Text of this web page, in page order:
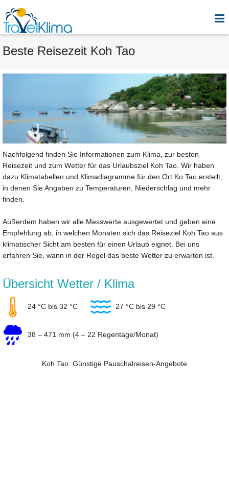
Beste Reisezeit Koh Tao
Nachfolgend finden Sie Informationen zum Klima, zur besten
Reisezeit und zum Wetter für das Urlaubsziel Koh Tao. Wir haben
dazu Klimatabellen und Klimadiagramme für den Ort Ko Tao erstellt,
in denen Sie Angaben zu Temperaturen, Niederschlag und mehr
finden.
Außerdem haben wir alle Messwerte ausgewertet und geben eine
Empfehlung ab, in welchen Monaten sich das Reiseziel Koh Tao aus
klimatischer Sicht am besten für einen Urlaub eignet. Bei uns
erfahren Sie, wann in der Regel das beste Wetter zu erwarten ist.
Übersicht Wetter / Klima
24 °C bis 32 °C 27 °C bis 29 °C
38 – 471 mm (4 – 22 Regentage/Monat)
Koh Tao: Günstige Pauschalreisen-Angebote